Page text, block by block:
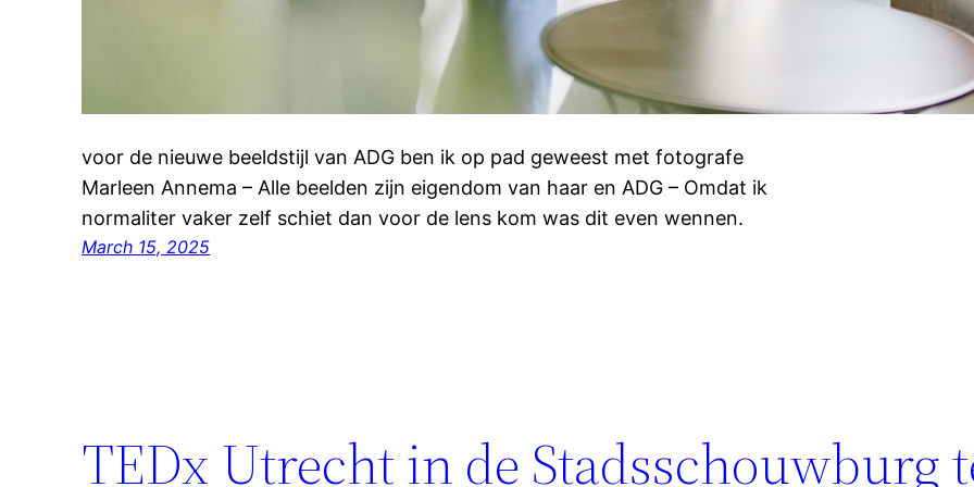
voor de nieuwe beeldstijl van ADG ben ik op pad geweest met fotografe
Marleen Annema – Alle beelden zijn eigendom van haar en ADG – Omdat ik
normaliter vaker zelf schiet dan voor de lens kom was dit even wennen.
March 15, 2025
TEDx Utrecht in de Stadsschouwburg